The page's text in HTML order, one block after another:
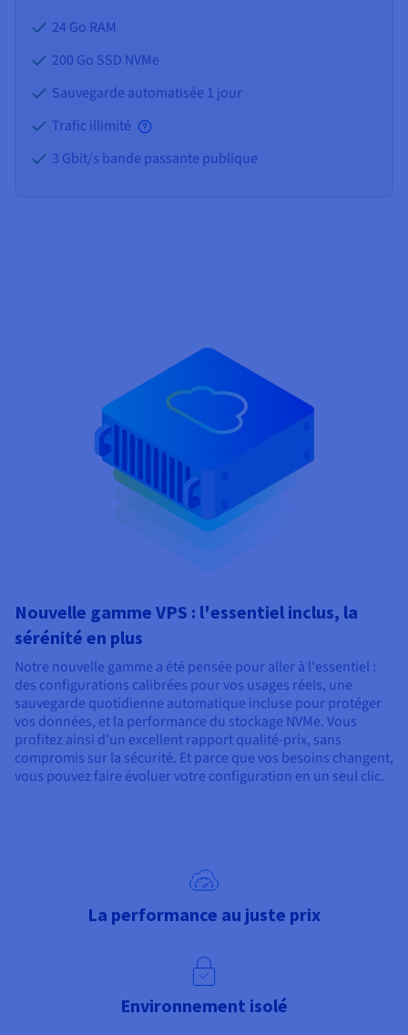
24 Go RAM
200 Go SSD NVMe
Sauvegarde automatisée 1 jour
Trafic illimité
3 Gbit/s bande passante publique
Nouvelle gamme VPS : l'essentiel inclus, la
sérénité en plus
Notre nouvelle gamme a été pensée pour aller à l'essentiel :
des configurations calibrées pour vos usages réels, une
sauvegarde quotidienne automatique incluse pour protéger
vos données, et la performance du stockage NVMe. Vous
profitez ainsi d'un excellent rapport qualité-prix, sans
compromis sur la sécurité. Et parce que vos besoins changent,
vous pouvez faire évoluer votre configuration en un seul clic.
La performance au juste prix
Environnement isolé